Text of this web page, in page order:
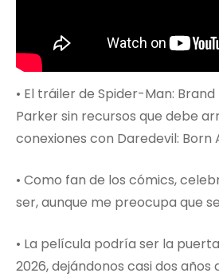
• El tráiler de Spider-Man:
Parker sin recursos que debe
conexiones con Daredevil: Born
• Como fan de los cómics,
ser, aunque me preocupa que
• La película podría ser la
2026, dejándonos casi dos